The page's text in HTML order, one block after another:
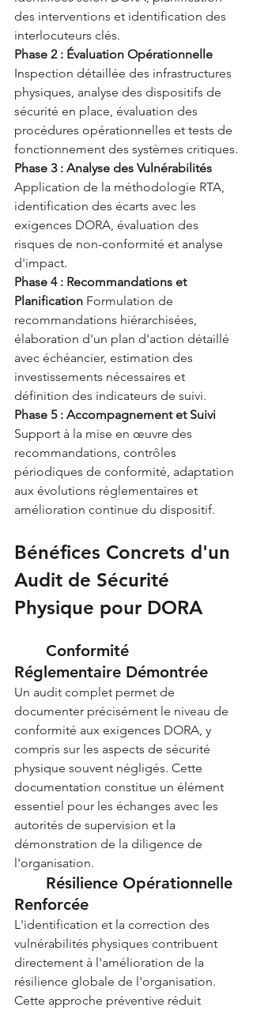
des interventions et identification des
interlocuteurs clés.
Phase 2 : Évaluation Opérationnelle
Inspection détaillée des infrastructures
physiques, analyse des dispositifs de
sécurité en place, évaluation des
procédures opérationnelles et tests de
fonctionnement des systèmes critiques.
Phase 3 : Analyse des Vulnérabilités
Application de la méthodologie RTA,
identification des écarts avec les
exigences DORA, évaluation des
risques de non-conformité et analyse
d'impact.
Phase 4 : Recommandations et
Planification Formulation de
recommandations hiérarchisées,
élaboration d'un plan d'action détaillé
avec échéancier, estimation des
investissements nécessaires et
définition des indicateurs de suivi.
Phase 5 : Accompagnement et Suivi
Support à la mise en œuvre des
recommandations, contrôles
périodiques de conformité, adaptation
aux évolutions réglementaires et
amélioration continue du dispositif.
Bénéfices Concrets d'un
Audit de Sécurité
Physique pour DORA
Réglementaire Démontrée
Un audit complet permet de
documenter précisément le niveau de
conformité aux exigences DORA, y
compris sur les aspects de sécurité
physique souvent négligés. Cette
documentation constitue un élément
essentiel pour les échanges avec les
autorités de supervision et la
démonstration de la diligence de
l'organisation.
Renforcée
L'identification et la correction des
vulnérabilités physiques contribuent
directement à l'amélioration de la
résilience globale de l'organisation.
Cette approche préventive réduit